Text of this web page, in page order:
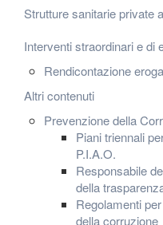
Strutture sanitarie private
Interventi straordinari e di
Rendicontazione
Altri contenuti
Prevenzione della
Piani triennali
P.I.A.O.
Responsabile
della
Regolamenti
della corruzione